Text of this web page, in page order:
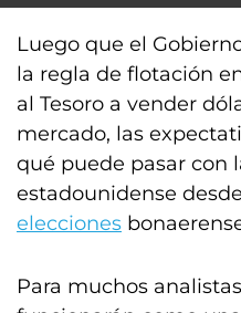
Luego que el
la regla de flotación
al Tesoro a vender
mercado, las
qué puede pasar con
estadounidense
elecciones
Para muchos